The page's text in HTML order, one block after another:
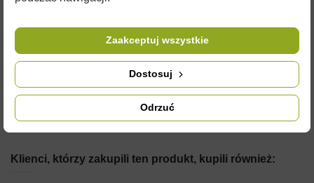
SZCZEGÓŁY PRODUKTU
Klienci, którzy zakupili ten produkt, kupili również:
Odrzuć
Dostosuj
Zaakceptuj wszystkie